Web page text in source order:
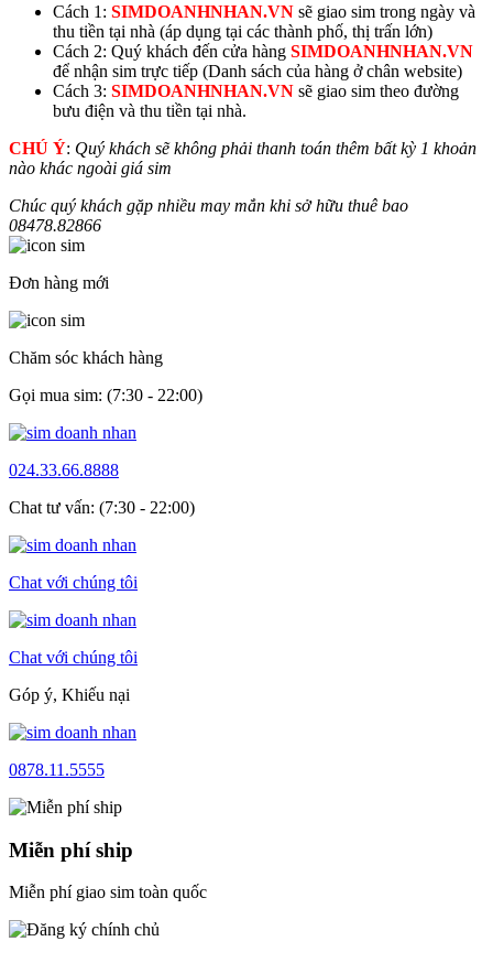
Cách 1: SIMDOANHNHAN.VN sẽ giao sim trong ngày và
thu tiền tại nhà (áp dụng tại các thành phố, thị trấn lớn)
Cách 2: Quý khách đến cửa hàng SIMDOANHNHAN.VN
để nhận sim trực tiếp (Danh sách của hàng ở chân website)
Cách 3: SIMDOANHNHAN.VN sẽ giao sim theo đường
bưu điện và thu tiền tại nhà.
CHÚ Ý: Quý khách sẽ không phải thanh toán thêm bất kỳ 1 khoản
nào khác ngoài giá sim
Chúc quý khách gặp nhiều may mắn khi sở hữu thuê bao
08478.82866
Đơn hàng mới
Chăm sóc khách hàng
Gọi mua sim: (7:30 - 22:00)
024.33.66.8888
Chat tư vấn: (7:30 - 22:00)
Chat với chúng tôi
Chat với chúng tôi
Góp ý, Khiếu nại
0878.11.5555
Miễn phí ship
Miễn phí giao sim toàn quốc